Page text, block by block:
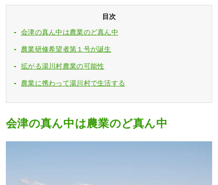
目次
会津の真ん中は農業のど真ん中
農業研修希望者第１号が誕生
拡がる湯川村農業の可能性
農業に携わって湯川村で生活する
会津の真ん中は農業のど真ん中